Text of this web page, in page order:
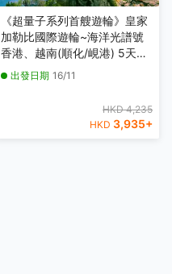
《超量子系列首艘遊輪》皇家
加勒比國際遊輪~海洋光譜號
香港、越南(順化/峴港) 5天豪
華郵輪船票【稅項全包】【香
港啟德郵輪碼頭往返】
出發日期 16/11
HKD 4,235
HKD 3,935+